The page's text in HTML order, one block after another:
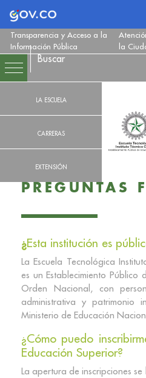
Logo Gobierno de
Transparencia y Acceso a la
Información Pública
la
LA ESCUELA
CARRERAS
EXTENSIÓN
PREGUNTAS
¿Esta institución es
La Escuela Tecnológica
es un Establecimiento Público
Orden Nacional, con
administrativa y patrimonio
Ministerio de Educación
¿Cómo puedo
Educación Superior?
La apertura de inscripciones se